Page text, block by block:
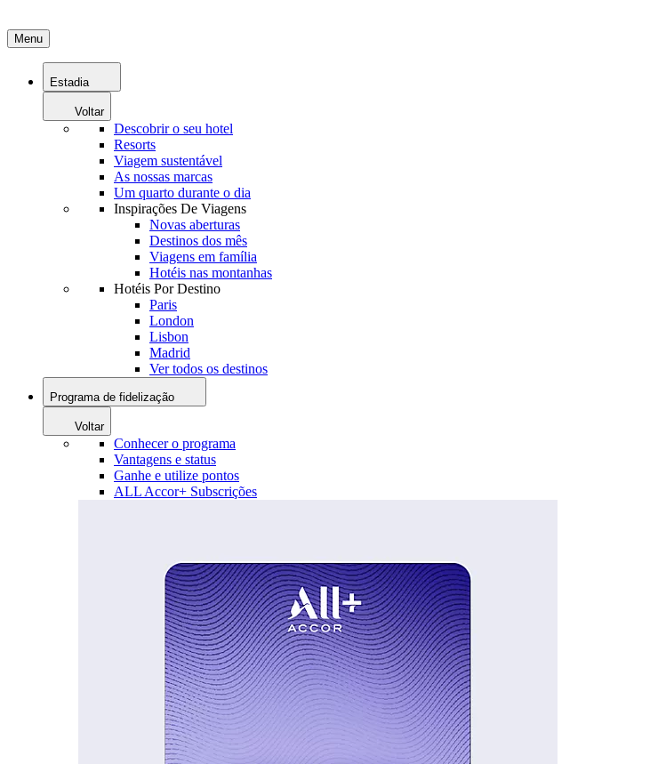
Menu
Estadia
Voltar
Descobrir o seu hotel
Resorts
Viagem sustentável
As nossas marcas
Um quarto durante o dia
Inspirações De Viagens
Novas aberturas
Destinos dos mês
Viagens em família
Hotéis nas montanhas
Hotéis Por Destino
Paris
London
Lisbon
Madrid
Ver todos os destinos
Programa de fidelização
Voltar
Conhecer o programa
Vantagens e status
Ganhe e utilize pontos
ALL Accor+ Subscrições